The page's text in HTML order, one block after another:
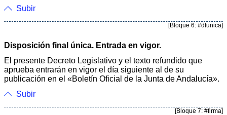
Subir
[Bloque 6: #dfunica]
Disposición final única. Entrada en vigor.
El presente Decreto Legislativo y el texto refundido que
aprueba entrarán en vigor el día siguiente al de su
publicación en el «Boletín Oficial de la Junta de Andalucía».
Subir
[Bloque 7: #firma]